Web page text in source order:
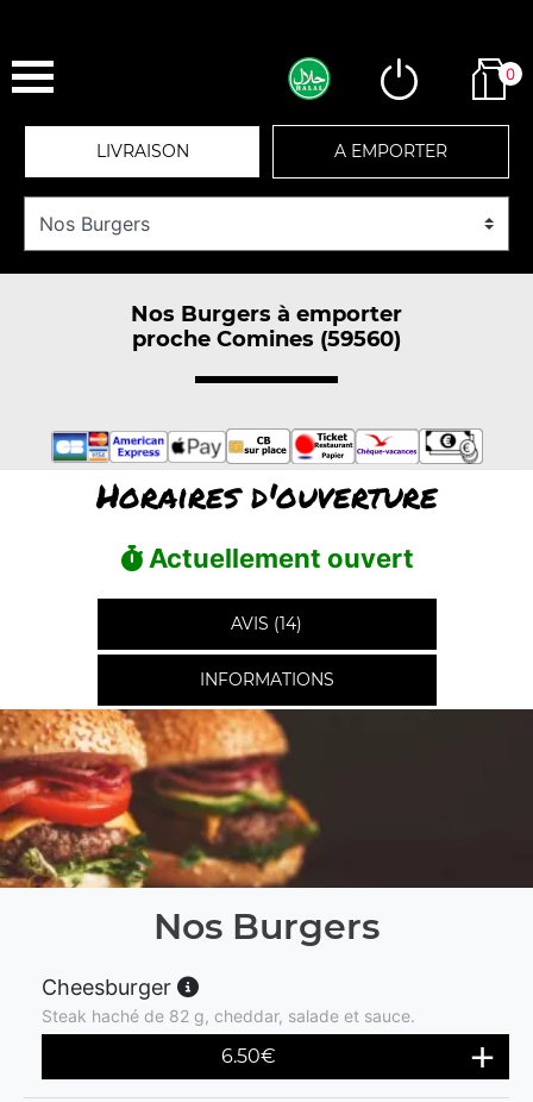
0
LIVRAISON A EMPORTER
Nos Burgers à emporter
proche Comines (59560)
Horaires d'ouverture
Actuellement ouvert
AVIS (14)
INFORMATIONS
Nos Burgers
Cheesburger
Steak haché de 82 g, cheddar, salade et sauce.
6.50€